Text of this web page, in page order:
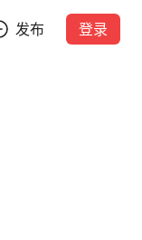
发布 登录